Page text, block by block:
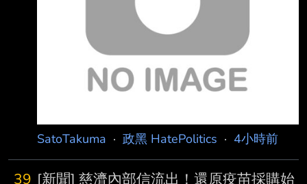
SatoTakuma · 政黑 HatePolitics · 4小時前
39 [新聞] 慈濟內部信流出！還原疫苗採購始